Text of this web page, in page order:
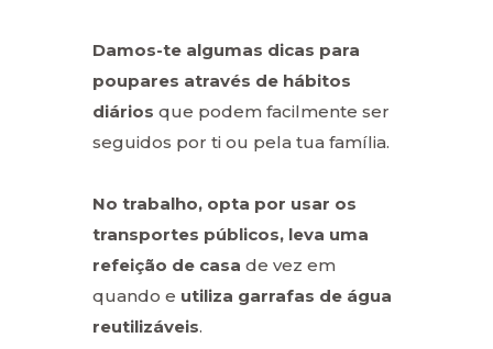
Damos-te algumas dicas para
poupares através de hábitos
diários que podem facilmente ser
seguidos por ti ou pela tua família.
No trabalho, opta por usar os
transportes públicos, leva uma
refeição de casa de vez em
quando e utiliza garrafas de água
reutilizáveis.